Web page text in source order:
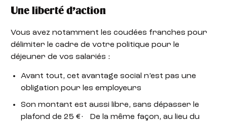
Une liberté d’action
Vous avez notamment les coudées franches pour
délimiter le cadre de votre politique pour le
déjeuner de vos salariés :
Avant tout, cet avantage social n’est pas une
obligation pour les employeurs
Son montant est aussi libre, sans dépasser le
plafond de 25 €· De la même façon, au lieu du